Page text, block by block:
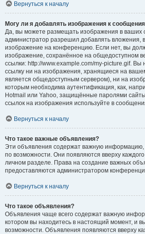
Вернуться к началу
Могу ли я добавлять изображения к
Да, вы можете размещать изображения в ваших
администратор разрешил добавлять вложения,
изображение на конференцию. Если нет, вы
изображение, сохранённое на общедоступном
ссылки: http://www.example.com/my-picture.gif. Вы
ссылку ни на изображения, хранящиеся на
является общедоступным сервером), ни на
которым необходима аутентификация, как,
Hotmail или Yahoo, защищённые паролями сайты
ссылок на изображения используйте в
Вернуться к началу
Что такое важные объявления?
Эти объявления содержат важную
по возможности. Они появляются вверху
личном разделе. Права на создание важных
предоставляются администратором
Вернуться к началу
Что такое объявления?
Объявления чаще всего содержат важную
котором вы находитесь в настоящий момент, и
возможности. Объявления появляются вверху